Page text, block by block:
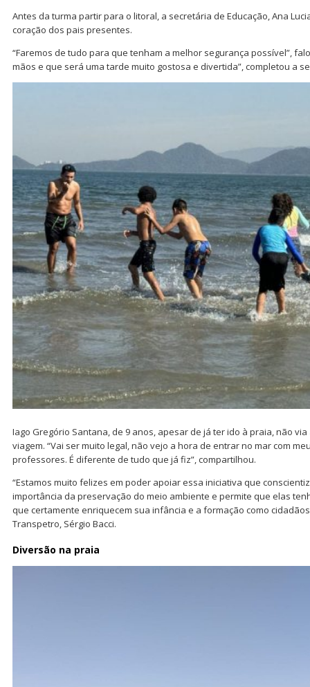
Antes da turma partir para o litoral, a secretária de Educação, Ana
coração dos pais presentes.
“Faremos de tudo para que tenham a melhor segurança possível”,
mãos e que será uma tarde muito gostosa e divertida”, completou a
Iago Gregório Santana, de 9 anos, apesar de já ter ido à praia, não
viagem. “Vai ser muito legal, não vejo a hora de entrar no mar com
professores. É diferente de tudo que já fiz”, compartilhou.
“Estamos muito felizes em poder apoiar essa iniciativa que
importância da preservação do meio ambiente e permite que elas
que certamente enriquecem sua infância e a formação como
Transpetro, Sérgio Bacci.
Diversão na praia